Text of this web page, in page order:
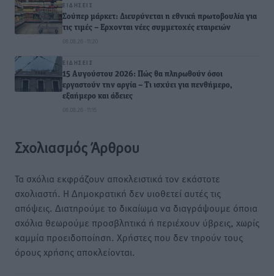
ΕΙΔΉΣΕΙΣ
Σούπερ μάρκετ: Διευρύνεται η εθνική πρωτοβουλία για
τις τιμές – Eρχονται νέες συμμετοχές εταιρειών
08.08.26 · 11:20
ΕΙΔΉΣΕΙΣ
15 Αυγούστου 2026: Πώς θα πληρωθούν όσοι
εργαστούν την αργία – Τι ισχύει για πενθήμερο,
εξαήμερο και άδειες
08.08.26 · 11:15
Σχολιασμός Άρθρου
Τα σχόλια εκφράζουν αποκλειστικά τον εκάστοτε
σχολιαστή. Η Δημοκρατική δεν υιοθετεί αυτές τις
απόψεις. Διατηρούμε το δικαίωμα να διαγράψουμε όποια
σχόλια θεωρούμε προσβλητικά ή περιέχουν ύβρεις, χωρίς
καμμία προειδοποίηση. Χρήστες που δεν τηρούν τους
όρους χρήσης αποκλείονται.